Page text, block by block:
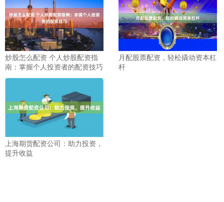
炒股怎么配资 个人炒股配资指
南：掌握个人投资者的配资技巧
月配股票配资，轻松撬动资本杠
杆
上海期货配资公司：助力投资，
提升收益